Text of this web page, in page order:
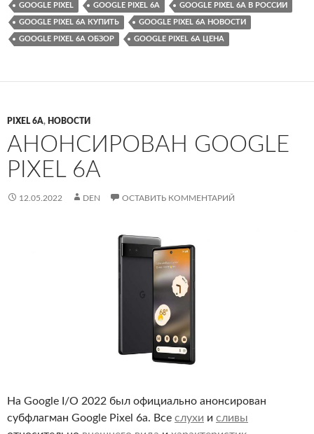
GOOGLE PIXEL GOOGLE PIXEL 6A GOOGLE PIXEL 6A В РОССИИ
GOOGLE PIXEL 6A КУПИТЬ GOOGLE PIXEL 6A НОВОСТИ
GOOGLE PIXEL 6A ОБЗОР GOOGLE PIXEL 6A ЦЕНА
PIXEL 6A, НОВОСТИ
АНОНСИРОВАН GOOGLE
PIXEL 6A
12.05.2022 DEN ОСТАВИТЬ КОММЕНТАРИЙ
На Google I/O 2022 был официально анонсирован
субфлагман Google Pixel 6a. Все слухи и сливы